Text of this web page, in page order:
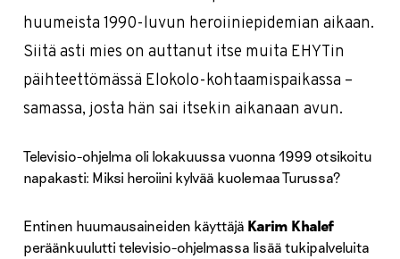
huumeista 1990-luvun heroiiniepidemian aikaan.
Siitä asti mies on auttanut itse muita EHYTin
päihteettömässä Elokolo-kohtaamispaikassa –
samassa, josta hän sai itsekin aikanaan avun.
Televisio-ohjelma oli lokakuussa vuonna 1999 otsikoitu
napakasti: Miksi heroiini kylvää kuolemaa Turussa?
Entinen huumausaineiden käyttäjä Karim Khalef
peräänkuulutti televisio-ohjelmassa lisää tukipalveluita